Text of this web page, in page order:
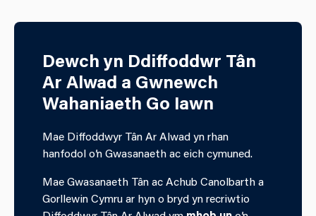
Dewch yn Ddiffoddwr Tân
Ar Alwad a Gwnewch
Wahaniaeth Go Iawn
Mae Diffoddwyr Tân Ar Alwad yn rhan
hanfodol o’n Gwasanaeth ac eich cymuned.
Mae Gwasanaeth Tân ac Achub Canolbarth a
Gorllewin Cymru ar hyn o bryd yn recriwtio